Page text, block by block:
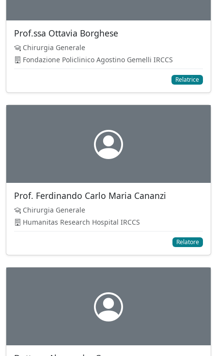
Prof.ssa Ottavia Borghese
Chirurgia Generale
Fondazione Policlinico Agostino Gemelli IRCCS
Relatrice
Prof. Ferdinando Carlo Maria Cananzi
Chirurgia Generale
Humanitas Research Hospital IRCCS
Relatore